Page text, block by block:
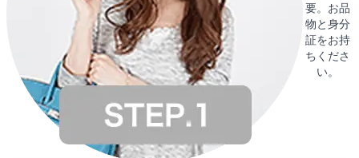
要。お品
物と身分
証をお持
ちくださ
い。